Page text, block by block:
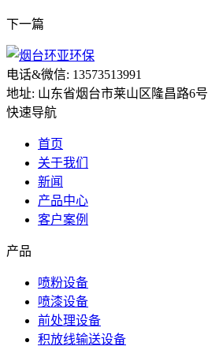
下一篇
电话&微信: 13573513991
地址: 山东省烟台市莱山区隆昌路6号
快速导航
首页
关于我们
新闻
产品中心
客户案例
产品
喷粉设备
喷漆设备
前处理设备
积放线输送设备